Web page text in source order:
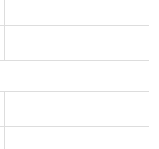
-
-
-